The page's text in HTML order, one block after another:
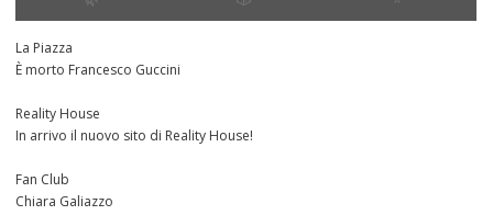
La Piazza
È morto Francesco Guccini
Reality House
In arrivo il nuovo sito di Reality House!
Fan Club
Chiara Galiazzo